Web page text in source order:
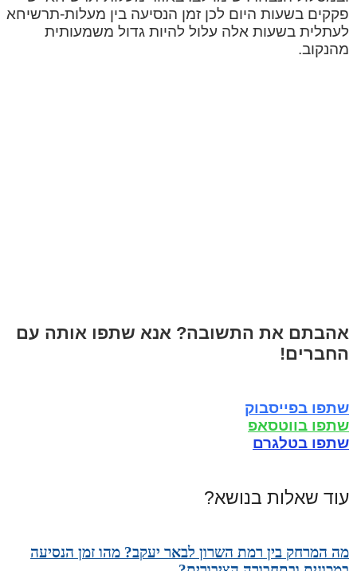
פקקים בשעות היום לכן זמן הנסיעה בין מעלות-תרשיחא
לעתלית בשעות אלה עלול להיות גדול משמעותית
מהנקוב.
אהבתם את התשובה? אנא שתפו אותה עם
החברים!
שתפו בפייסבוק
שתפו בווטסאפ
שתפו בטלגרם
עוד שאלות בנושא?
מה המרחק בין רמת השרון לבאר יעקב? מהו זמן הנסיעה